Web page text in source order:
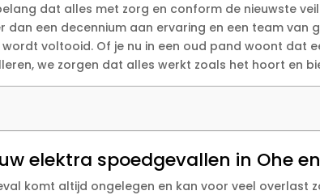
dat alles met zorg en conform de nieuwste
een decennium aan ervaring en een team van
voltooid. Of je nu in een oud pand woont dat
we zorgen dat alles werkt zoals het hoort en
elektra spoedgevallen in Ohe
komt altijd ongelegen en kan voor veel overlast